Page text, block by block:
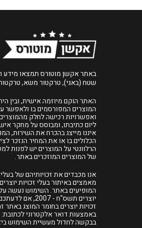
באתר אקשן מוטורס תמצאו מידע
שטח (באגי), טרקטור משא,
האתר הוקם מיוזמה אישית, ובין
המוצרים המפורסמים בו ולאפשר
ואפשרויות רכישה לחלק מהמוצרים
ליום כתיבתו, ומבוסס על מחקר
איננו מייצג בהכרח את השירות,
הכלולים בו או את המחיר הנזכר
הרלוונטי על המוצרים יש לפנות
של המוצרים המוזכרים באתר.
אנו מכבדים את זכויותיהם של
מאמצים באיתור בעלי זכויות
יוצרים תשס"ח -
זכויות יוצרים בחומר המוצג
באמצעות דואר אלקטרוני לכתובת:
בבקשה לחדול מעשיית השימוש